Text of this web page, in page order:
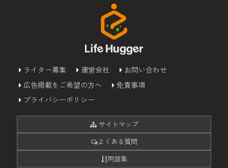
ライター募集 運営会社
お問い合わせ
広告掲載をご希望の方へ
免責事項
プライバシーポリシー
サイトマップ
よくある質問
用語集